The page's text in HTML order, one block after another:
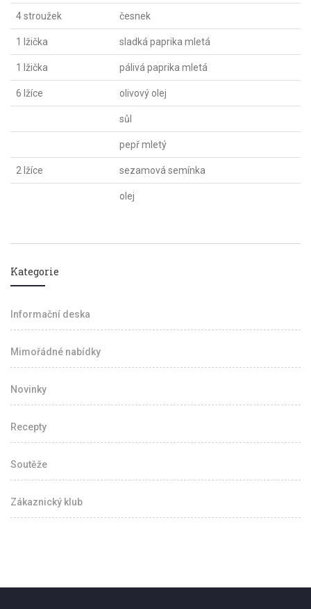
4 stroužek česnek
1 lžička sladká paprika mletá
1 lžička pálivá paprika mletá
6 lžíce olivový olej
sůl
pepř mletý
2 lžíce sezamová semínka
olej
Kategorie
Informační deska
Mimořádné nabídky
Novinky
Recepty
Soutěže
Zákaznický klub